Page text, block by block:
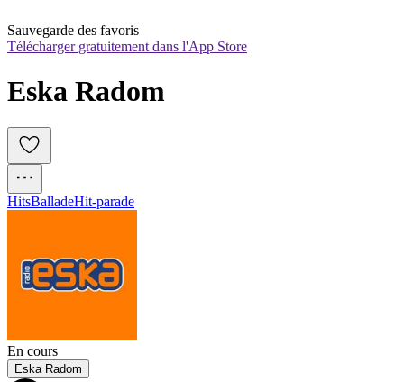
Sauvegarde des favoris
Télécharger gratuitement dans l'App Store
Eska Radom
HitsBalladeHit-parade
En cours
Eska Radom